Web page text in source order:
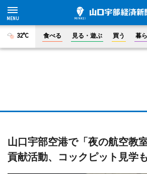
32°C 食べる 見る・遊ぶ 買う 暮
山口宇部空港で「夜の航空
貢献活動、コックピット見学も